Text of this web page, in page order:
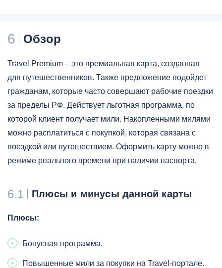
6 Обзор
Travel Premium – это премиальная карта, созданная
для путешественников. Также предложение подойдет
гражданам, которые часто совершают рабочие поездки
за пределы РФ. Действует льготная программа, по
которой клиент получает мили. Накопленными милями
можно расплатиться с покупкой, которая связана с
поездкой или путешествием. Оформить карту можно в
режиме реального времени при наличии паспорта.
6.1 Плюсы и минусы данной карты
Плюсы:
Бонусная программа.
Повышенные мили за покупки на Travel-портале.